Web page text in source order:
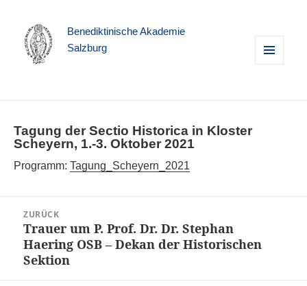
Benediktinische Akademie
Salzburg
Tagung der Sectio Historica in Kloster
Scheyern, 1.-3. Oktober 2021
Programm: Tagung_Scheyern_2021
ZURÜCK
Vorheriger
Beitrag:
Trauer um P. Prof. Dr. Dr. Stephan
Haering OSB – Dekan der Historischen
Sektion